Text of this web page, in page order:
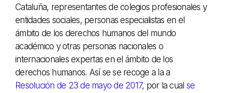
Cataluña, representantes de colegios profesionales y
entidades sociales, personas especialistas en el
ámbito de los derechos humanos del mundo
académico y otras personas nacionales o
internacionales expertas en el ámbito de los
derechos humanos. Así se se recoge a la a
Resolución de 23 de mayo de 2017, por la cual se